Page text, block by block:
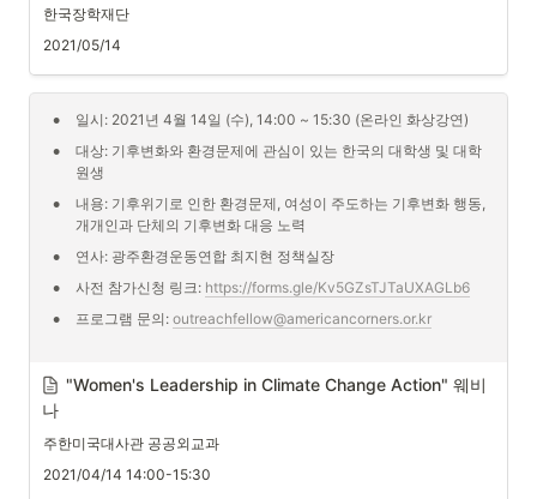
한국장학재단
2021/05/14
• 일시: 2021년 4월 14일 (수), 14:00 ~ 15:30 (온라인 화상강연)
•
대상: 기후변화와 환경문제에 관심이 있는 한국의 대학생 및 대학
원생
•
내용: 기후위기로 인한 환경문제, 여성이 주도하는 기후변화 행동,
개개인과 단체의 기후변화 대응 노력
• 연사: 광주환경운동연합 최지현 정책실장
• 사전 참가신청 링크: https://forms.gle/Kv5GZsTJTaUXAGLb6
• 프로그램 문의: outreachfellow@americancorners.or.kr
본 프로그램은 광주환경운동연합 최지현 정책실장님의 강연과 질의응답
세션으로 이루어져 있으며,
기후변화로 인한 환경문제, 여성이 주도하는 기후변화행동, 개인과 단체
의 기후변화 대응 노력에 대해 다룰 예정입니다.
"Women's Leadership in Climate Change Action" 웨비
나
주한미국대사관 공공외교과
2021/04/14 14:00-15:30